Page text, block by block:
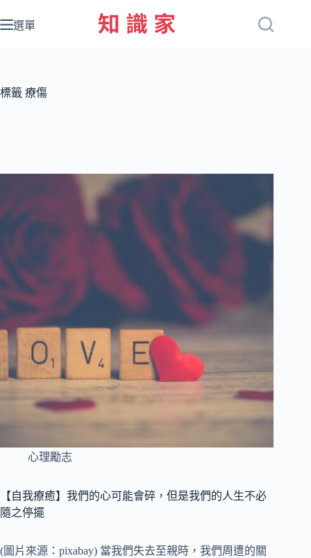
至
容
選單
標籤 療傷
心理勵志
【自我療癒】我們的心可能會碎，但是我們的人生不必
隨之停擺
(圖片來源：pixabay) 當我們失去至親時，我們周遭的關